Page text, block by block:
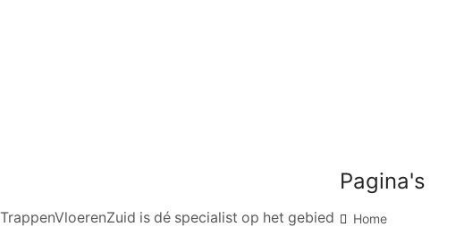
TrappenVloerenZuid is dé specialist op het gebied
Pagina's
Home